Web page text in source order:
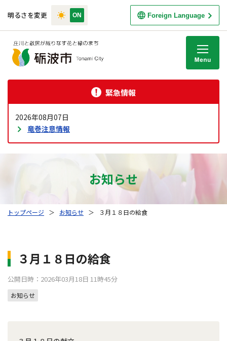
明るさを変更 Foreign Language
緊急情報
2026年08月07日
竜巻注意情報
お知らせ
トップページ ＞ お知らせ ＞ ３月１８日の給食
３月１８日の給食
公開日時：2026年03月18日 11時45分
お知らせ